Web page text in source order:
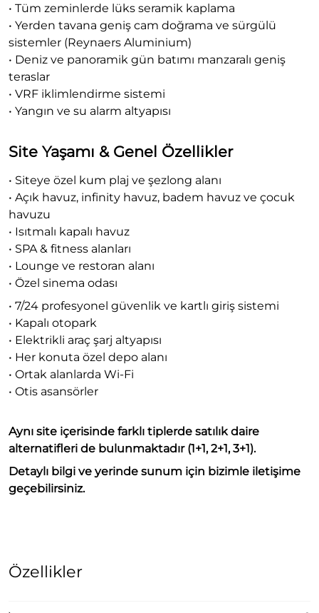
• Tüm zeminlerde lüks seramik kaplama
• Yerden tavana geniş cam doğrama ve sürgülü
sistemler (Reynaers Aluminium)
• Deniz ve panoramik gün batımı manzaralı geniş
teraslar
• VRF iklimlendirme sistemi
• Yangın ve su alarm altyapısı
Site Yaşamı & Genel Özellikler
• Siteye özel kum plaj ve şezlong alanı
• Açık havuz, infinity havuz, badem havuz ve çocuk
havuzu
• Isıtmalı kapalı havuz
• SPA & fitness alanları
• Lounge ve restoran alanı
• Özel sinema odası
• 7/24 profesyonel güvenlik ve kartlı giriş sistemi
• Kapalı otopark
• Elektrikli araç şarj altyapısı
• Her konuta özel depo alanı
• Ortak alanlarda Wi-Fi
• Otis asansörler
Aynı site içerisinde farklı tiplerde satılık daire
alternatifleri de bulunmaktadır (1+1, 2+1, 3+1).
Detaylı bilgi ve yerinde sunum için bizimle iletişime
geçebilirsiniz.
Özellikler